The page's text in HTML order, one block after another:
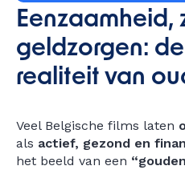
Eenzaamheid,
geldzorgen:
realiteit van
Veel Belgische films laten
als actief, gezond en
het beeld van een